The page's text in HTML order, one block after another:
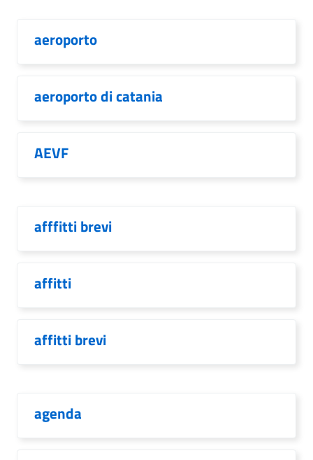
aeroporto
aeroporto di catania
AEVF
afffitti brevi
affitti
affitti brevi
agenda